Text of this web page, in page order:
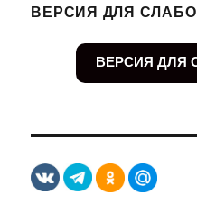
ВЕРСИЯ ДЛЯ
ВЕРСИЯ ДЛЯ